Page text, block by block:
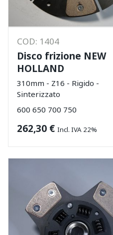
COD: 1404
Disco frizione NEW
HOLLAND
310mm - Z16 - Rigido -
Sinterizzato
600 650 700 750
262,30 € Incl. IVA 22%